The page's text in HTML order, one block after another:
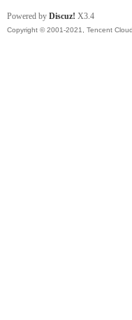
Powered by Discuz! X3.4
Copyright © 2001-2021, Tencent Cloud.